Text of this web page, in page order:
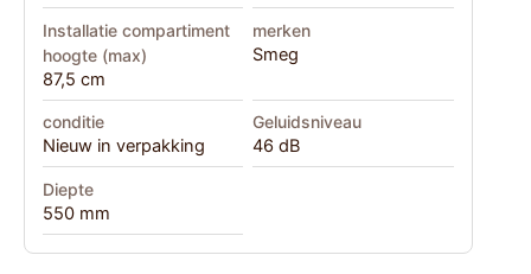
Installatie compartiment
hoogte (max)
87,5 cm
merken
Smeg
conditie
Nieuw in verpakking
Geluidsniveau
46 dB
Diepte
550 mm